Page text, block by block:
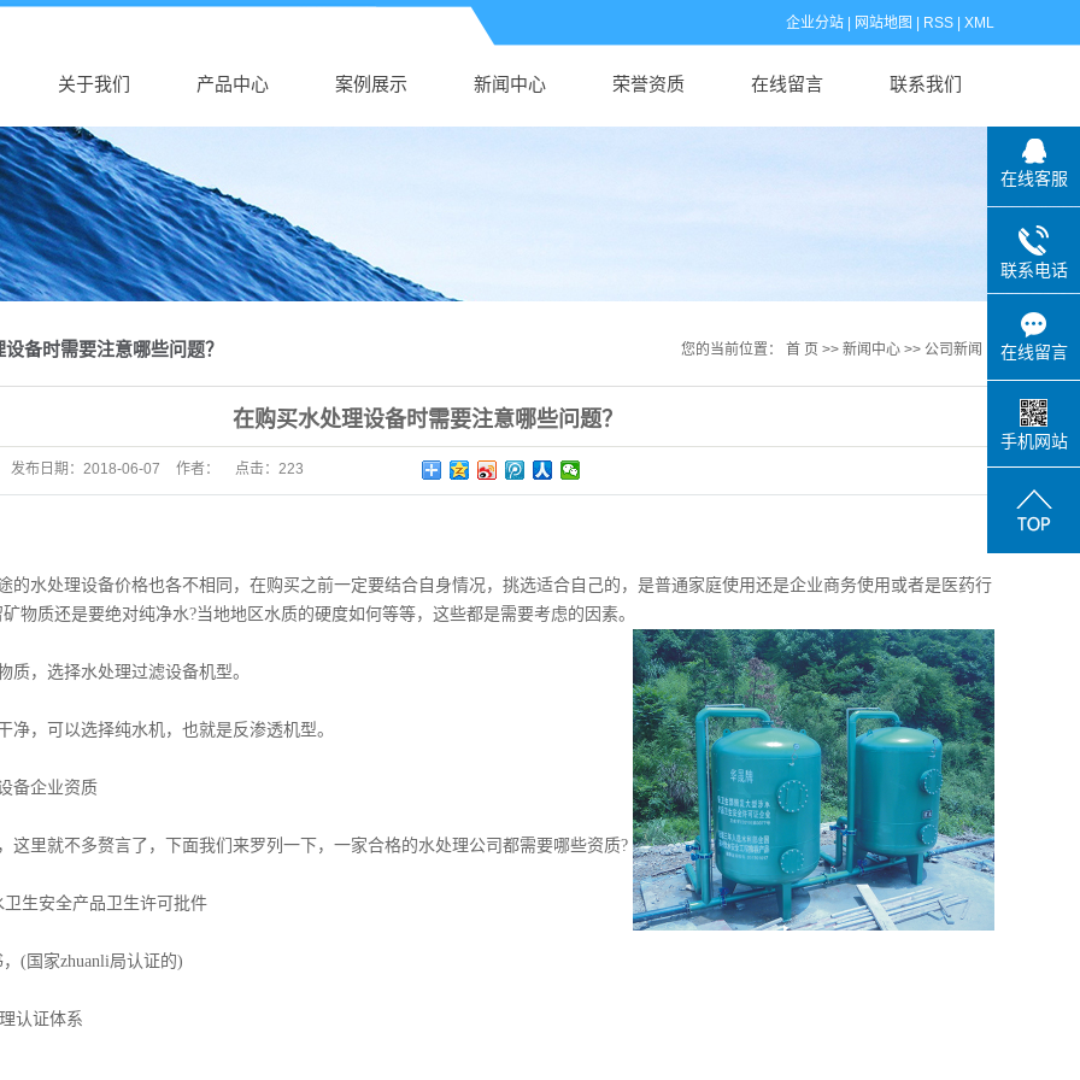
企业分站 网站地图 RSS XML
关于我们 产品中心 案例展示 新闻中心 荣誉资质 在线留言 联系我们
备时需要注意哪些问题？ 您的当前位置： 首 页 >> 新闻中心 >> 公司新闻
在购买水处理设备时需要注意哪些问题？
发布日期： 2018-06-07 作者： 点击： 223
处理设备价格也各不相同，在购买之前一定要结合自身情况，挑选适合自己的，是普通家庭使用还是企业商务使用或者是医药行
物质还是要绝对纯净水?当地地区水质的硬度如何等等，这些都是需要考虑的因素。
选择水处理过滤设备机型。
可以选择纯水机，也就是反渗透机型。
企业资质
就不多赘言了，下面我们来罗列一下，一家合格的水处理公司都需要哪些资质?
安全产品卫生许可批件
国家zhuanli局认证的)
证体系
在线客服
联系电话
在线留言
手机网站